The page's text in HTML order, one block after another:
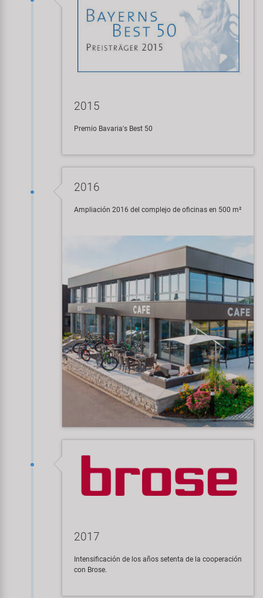
2015
Premio Bavaria's Best 50
2016
Ampliación 2016 del complejo de oficinas en 500 m²
2017
Intensificación de los años setenta de la cooperación
con Brose.